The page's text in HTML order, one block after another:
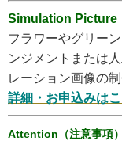
Simulation Picture
フラワーやグリー
ンジメントまたは
レーション画像の
詳細・お申込みは
Attention（注意事項）